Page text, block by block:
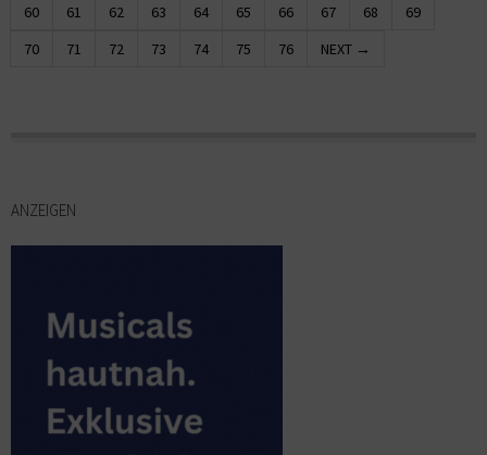
60
61 62 63 64 65 66 67 68
69
70
71 72 73 74 75 76 NEXT →
ANZEIGEN